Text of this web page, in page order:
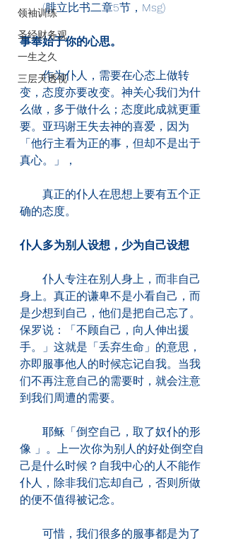
领袖训练
圣经财务观
一生之久
三层天透视
(腓立比书二章5节，Msg)
事奉始于你的心思。
作为仆人，需要在心态上做转
变，态度亦要改变。神关心我们为什
么做，多于做什么；态度此成就更重
要。亚玛谢王失去神的喜爱，因为
「他行主看为正的事，但却不是出于
真心。」，
真正的仆人在思想上要有五个正
确的态度。
仆人多为别人设想，少为自己设想
仆人专注在别人身上，而非自己
身上。真正的谦卑不是小看自己，而
是少想到自己，他们是把自己忘了。
保罗说：「不顾自己，向人伸出援
手。」这就是「丢弃生命」的意思，
亦即服事他人的时候忘记自我。当我
们不再注意自己的需要时，就会注意
到我们周遭的需要。
耶稣「倒空自己，取了奴仆的形
像 」。上一次你为别人的好处倒空自
己是什么时候？自我中心的人不能作
仆人，除非我们忘却自己，否则所做
的便不值得被记念。
可惜，我们很多的服事都是为了